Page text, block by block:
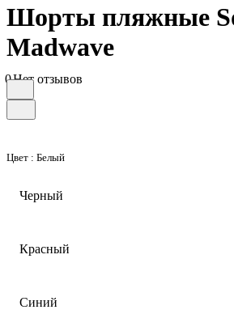
Шорты пляжные
Madwave
0Нет отзывов
Цвет : Белый
Черный
Красный
Синий